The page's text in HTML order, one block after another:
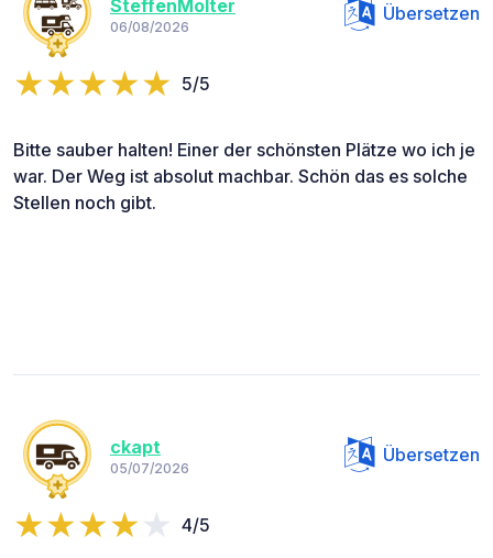
SteffenMolter
06/08/2026
Übersetzen
5/5
Bitte sauber halten! Einer der schönsten Plätze wo ich je
war. Der Weg ist absolut machbar. Schön das es solche
Stellen noch gibt.
ckapt
05/07/2026
Übersetzen
4/5